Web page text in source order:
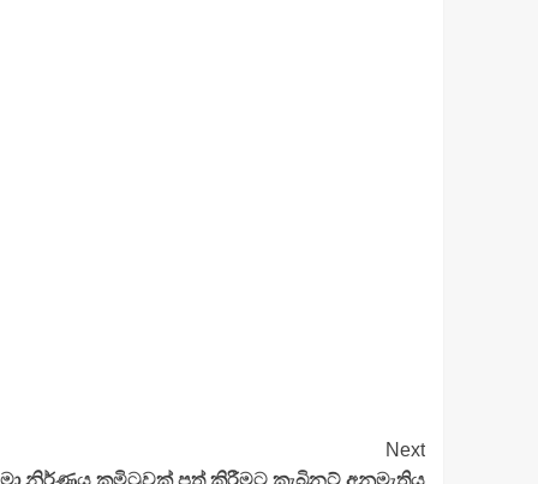
Next
නිර්ණය කමිටුවක් පත් කිරීමට කැබිනට් අනුමැතිය